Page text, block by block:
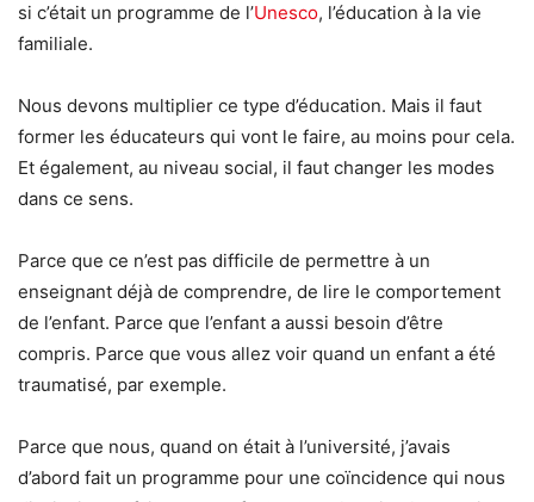
si c’était un programme de l’Unesco, l’éducation à la vie
familiale.
Nous devons multiplier ce type d’éducation. Mais il faut
former les éducateurs qui vont le faire, au moins pour cela.
Et également, au niveau social, il faut changer les modes
dans ce sens.
Parce que ce n’est pas difficile de permettre à un
enseignant déjà de comprendre, de lire le comportement
de l’enfant. Parce que l’enfant a aussi besoin d’être
compris. Parce que vous allez voir quand un enfant a été
traumatisé, par exemple.
Parce que nous, quand on était à l’université, j’avais
d’abord fait un programme pour une coïncidence qui nous